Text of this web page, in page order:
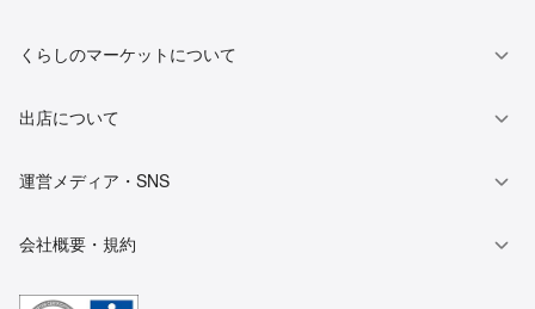
くらしのマーケットについて
出店について
運営メディア・SNS
会社概要・規約